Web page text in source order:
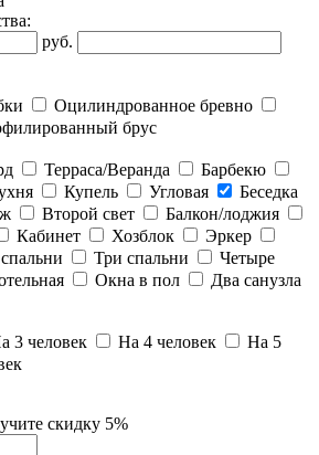
руб.
Оцилиндрованное бревно
брус
Терраса/Веранда
Барбекю
Купель Угловая
Беседка
Второй свет
Балкон/лоджия
Кабинет Хозблок
Эркер
Три спальни
Четыре
Окна в пол
Два санузла
3 человек На 4 человек
На 5
скидку 5%